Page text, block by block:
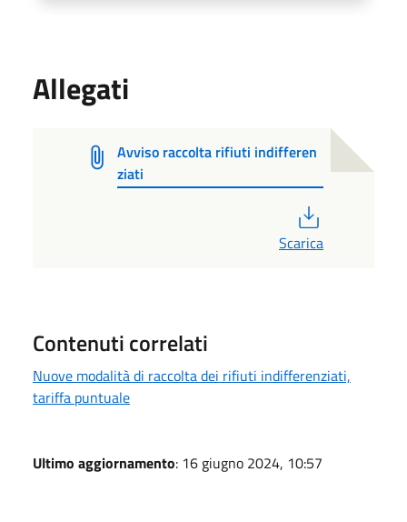
Allegati
Avviso raccolta rifiuti indifferen
ziati
Scarica
Contenuti correlati
Nuove modalità di raccolta dei rifiuti indifferenziati,
tariffa puntuale
Ultimo aggiornamento: 16 giugno 2024, 10:57